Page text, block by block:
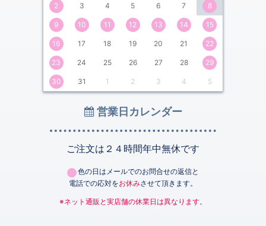
2 3 4 5 6 7 8
9 10 11 12 13 14 15
16 17 18 19 20 21 22
23 24 25 26 27 28 29
30 31 1 2 3 4 5
営業日カレンダー
ご注文は２４時間年中無休です
色の日はメールでのお問合せの返信と
電話での応対をお休みさせて頂きます。
※ネット通販と実店舗の休業日は異なります。